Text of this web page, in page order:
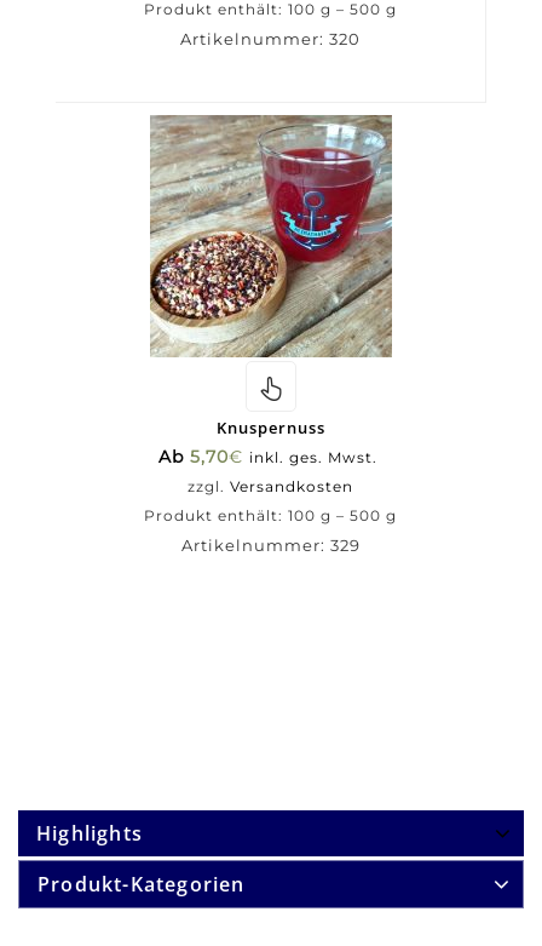
Produkt enthält: 100 g – 500 g
Artikelnummer: 320
Knuspernuss
Ab 5,70€ inkl. ges. Mwst.
zzgl.Versandkosten
Produkt enthält: 100g – 500g
Artikelnummer: 329
Highlights
Produkt-Kategorien